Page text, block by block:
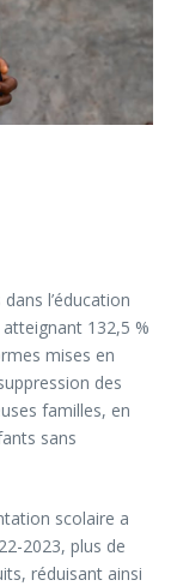
l’éducation
132,5 %
mises en
des
familles, en
sans
scolaire a
2023, plus de
réduisant ainsi